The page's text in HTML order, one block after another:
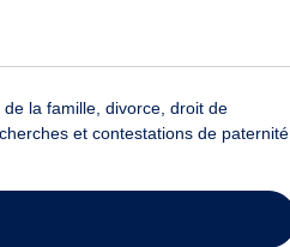
la famille, divorce, droit de
et contestations de paternité,